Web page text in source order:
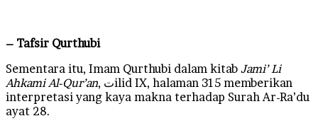
– Tafsir Qurthubi
Sementara itu, Imam Qurthubi dalam kitab Jami’ Li
Ahkami Al-Qur’an, تilid IX, halaman 315 memberikan
interpretasi yang kaya makna terhadap Surah Ar-Ra’du
ayat 28.